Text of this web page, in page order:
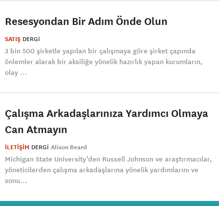
Resesyondan Bir Adım Önde Olun
SATIŞ DERGI
3 bin 500 şirketle yapılan bir çalışmaya göre şirket çapında
önlemler alarak bir aksiliğe yönelik hazırlık yapan kurumların,
olay ...
Çalışma Arkadaşlarınıza Yardımcı Olmaya
Can Atmayın
İLETİŞİM DERGI Alison Beard
Michigan State University’den Russell Johnson ve araştırmacılar,
yöneticilerden çalışma arkadaşlarına yönelik yardımlarını ve
sonu...